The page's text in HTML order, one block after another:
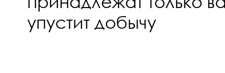
упустит добычу